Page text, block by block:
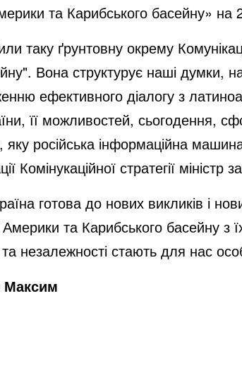
та Карибського басейну» на
таку ґрунтовну окрему
Вона структурує наші думки,
ефективного діалогу з
її можливостей, сьогодення,
яку російська інформаційна
Комінукаційної стратегії
готова до нових викликів і
та Карибського басейну з
незалежності стають для нас
Максим